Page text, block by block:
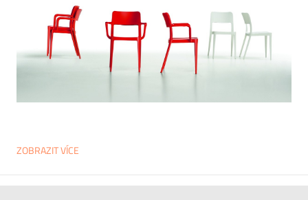
nabídce objevíte pevné i rozkládací jídelní židle - s
područkami i bez područek.
ZOBRAZIT VÍCE